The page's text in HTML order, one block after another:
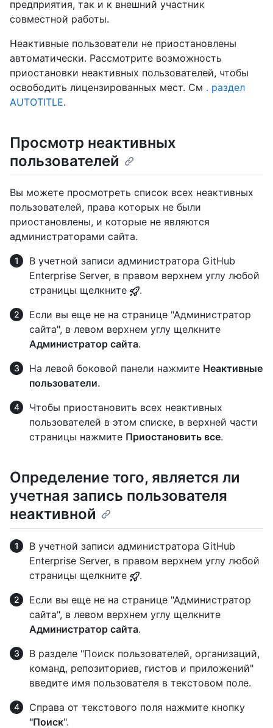
предприятия, так и к внешний участник
совместной работы.
Неактивные пользователи не приостановлены
автоматически. Рассмотрите возможность
приостановки неактивных пользователей, чтобы
освободить лицензированных мест. См . раздел
AUTOTITLE.
Просмотр неактивных
пользователей
Вы можете просмотреть список всех неактивных
пользователей, права которых не были
приостановлены, и которые не являются
администраторами сайта.
В учетной записи администратора GitHub
Enterprise Server, в правом верхнем углу любой
страницы щелкните
.
Если вы еще не на странице "Администратор
сайта", в левом верхнем углу щелкните
Администратор сайта.
На левой боковой панели нажмите Неактивные
пользователи.
Чтобы приостановить всех неактивных
пользователей в этом списке, в верхней части
страницы нажмите Приостановить все.
Определение того, является ли
учетная запись пользователя
неактивной
В учетной записи администратора GitHub
Enterprise Server, в правом верхнем углу любой
страницы щелкните
.
Если вы еще не на странице "Администратор
сайта", в левом верхнем углу щелкните
Администратор сайта.
В разделе "Поиск пользователей, организаций,
команд, репозиториев, гистов и приложений"
введите имя пользователя в текстовом поле.
Справа от текстового поля нажмите кнопку
"Поиск".